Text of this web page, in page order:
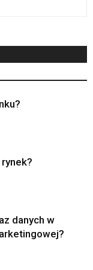
danych w